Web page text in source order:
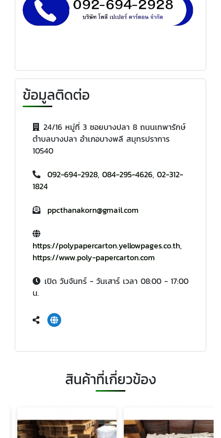
ข้อมูลติดต่อ
24/16 หมู่ที่ 3 ซอยบางปลา 8 ถนนเทพารักษ์
ตำบลบางปลา อำเภอบางพลี สมุทรปราการ
10540
092-694-2928, 084-295-4626, 02-312-
1824
ppcthanakorn@gmail.com
https://polypapercarton.yellowpages.co.th,
https://www.poly-papercarton.com
เปิด วันจันทร์ - วันเสาร์ เวลา 08:00 - 17:00
น.
สินค้าที่เกี่ยวข้อง